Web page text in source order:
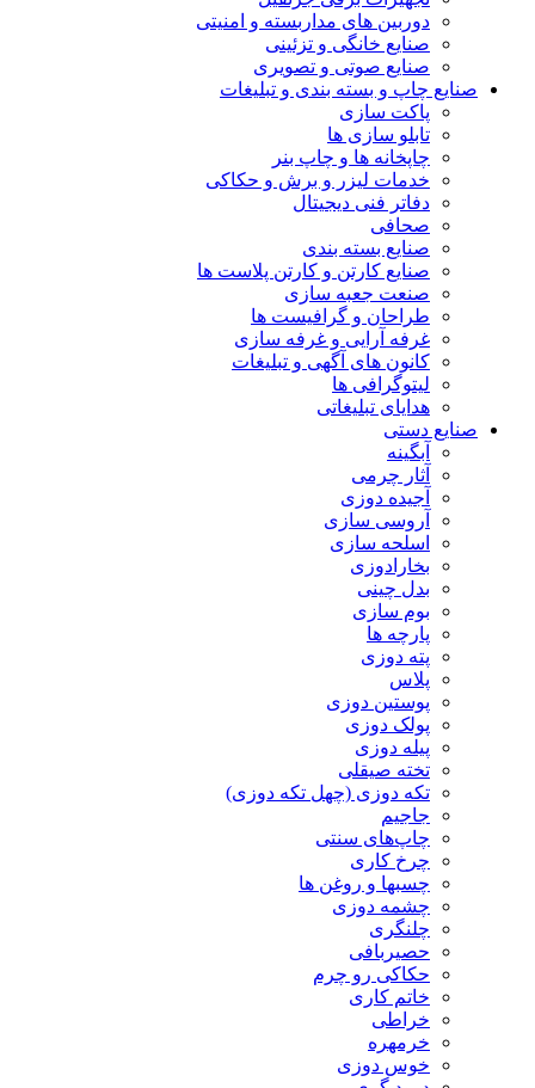
دوربین های مداربسته و امنیتی
صنایع خانگی و تزئینی
صنایع صوتی و تصویری
صنایع چاپ و بسته بندی و تبلیغات
پاکت سازی
تابلو سازی ها
چاپخانه ها و چاپ بنر
خدمات لیزر و برش و حکاکی
دفاتر فنی دیجیتال
صحافی
صنایع بسته بندی
صنایع کارتن و کارتن پلاست ها
صنعت جعبه سازی
طراحان و گرافیست ها
غرفه آرایی و غرفه سازی
کانون های آگهی و تبلیغات
لیتوگرافی ها
هدایای تبلیغاتی
صنایع دستی
آبگینه
آثار چرمی
آجیده دوزی
آروسی سازی
اسلحه سازی
بخارادوزی
بدل چینی
بوم سازی
پارچه ها
پته دوزی
پلاس
پوستین دوزی
پولک دوزی
پیله دوزی
تخته صیقلی
تکه دوزی (چهل تکه دوزی)
جاجیم
چاپ‌های سنتی
چرخ کاری
چسبها و روغن ها
چشمه دوزی
چلنگری
حصیربافی
حکاکی رو چرم
خاتم کاری
خراطی
خرمهره
خوس دوزی